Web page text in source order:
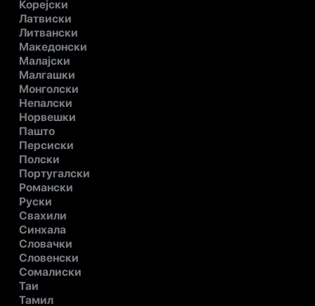
Корејски
Латвиски
Литвански
Македонски
Малајски
Малгашки
Монголски
Непалски
Норвешки
Пашто
Персиски
Полски
Португалски
Романски
Руски
Свахили
Синхала
Словачки
Словенски
Сомалиски
Таи
Тамил